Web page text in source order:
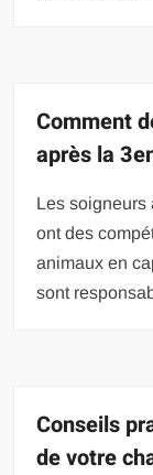
Comment
après la
Les soigneurs
ont des
animaux en
sont
Conseils
de votre